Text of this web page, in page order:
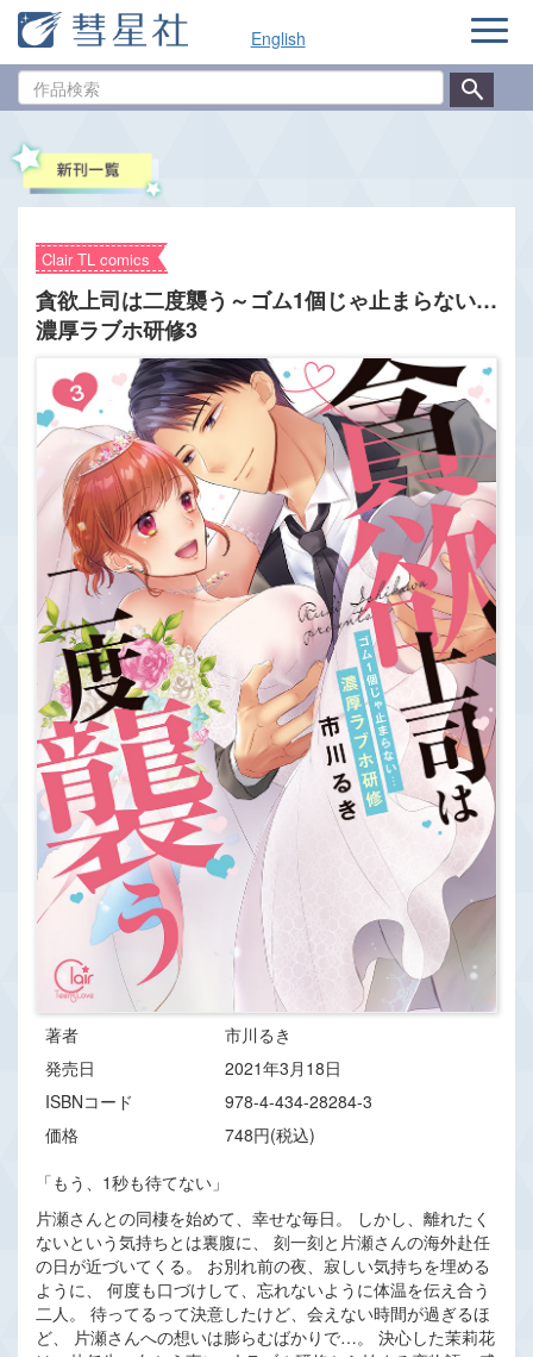
English
品
ナ
ゲ
Clair TL comics
貪欲上司は二度襲う～ゴム1個じゃ止まらない…
濃厚ラブホ研修3
著者
市川るき
発売日
2021年3月18日
ISBNコード
978-4-434-28284-3
価格
748円(税込)
「もう、1秒も待てない」
片瀬さんとの同棲を始めて、幸せな毎日。 しかし、離れたく
ないという気持ちとは裏腹に、 刻一刻と片瀬さんの海外赴任
の日が近づいてくる。 お別れ前の夜、寂しい気持ちを埋める
ように、 何度も口づけして、忘れないように体温を伝え合う
二人。 待ってるって決意したけど、会えない時間が過ぎるほ
ど、 片瀬さんへの想いは膨らむばかりで…。 決心した茉莉花